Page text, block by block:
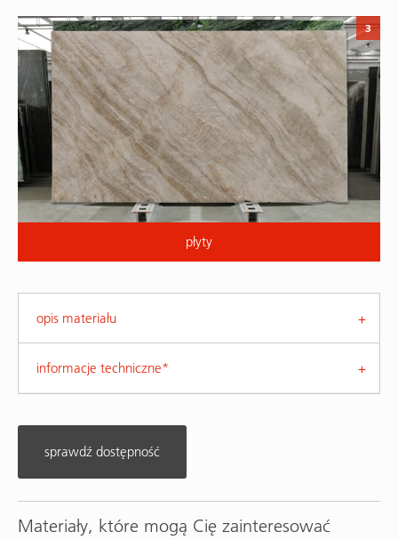
płyty
3
opis materiału
informacje techniczne*
sprawdź dostępność
Materiały, które mogą Cię zainteresować